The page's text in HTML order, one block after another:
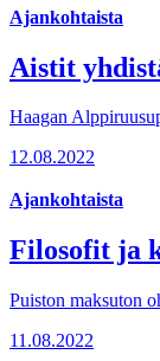
Ajankohtaista
Aistit
Haagan
12.08.2022
Ajankohtaista
Filosofit ja
Puiston maksuton
11.08.2022